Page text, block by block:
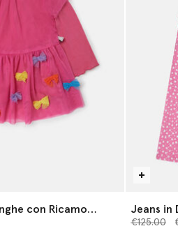
con Ricamo
Jeans in
Stampa
Prezzo
€125.00a